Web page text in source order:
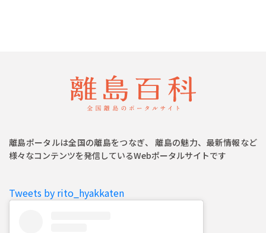
離島ポータルは全国の離島をつなぎ、 離島の魅力、最新情報など
様々なコンテンツを発信しているWebポータルサイトです
Tweets by rito_hyakkaten